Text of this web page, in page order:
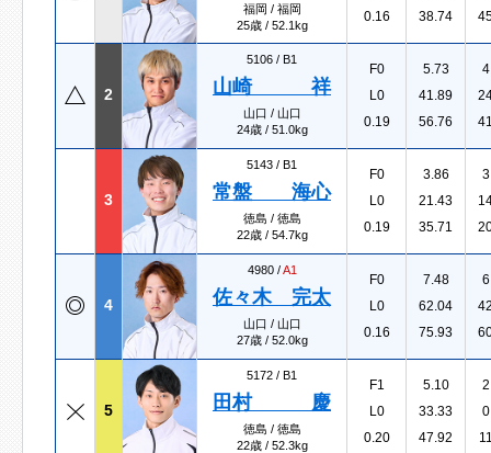
福岡 / 福岡
25歳 / 52.1kg
0.16
38.74
2
5106 / B1
山崎 祥
山口 / 山口
24歳 / 51.0kg
F0
L0
0.19
5.73
41.89
56.76
3
5143 / B1
常盤 海心
徳島 / 徳島
22歳 / 54.7kg
F0
L0
0.19
3.86
21.43
35.71
4
4980 /A1
佐々木 完太
山口 / 山口
27歳 / 52.0kg
F0
L0
0.16
7.48
62.04
75.93
5
5172 / B1
田村 慶
徳島 / 徳島
22歳 / 52.3kg
F1
L0
0.20
5.10
33.33
47.92